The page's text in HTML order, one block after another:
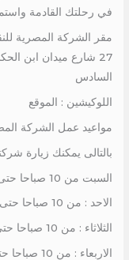
في رحلتك القادمة
مقر الشركة المصرية
27 شارع ميدان ابن
السادس
اللوكيشين : الموقع
مواعيد عمل الشركة
بالتالى يمكنك زيارة
السبت من 10 صباحا حتى 6 مساء
الاحد : من 10 صباحا حتى 6 مساء
الثلاثاء : من 10 صباحا حتى 6 مساء
الاربعاء : من 10 صباحا حتى 6 مساء